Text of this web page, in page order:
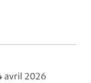
avril 2026